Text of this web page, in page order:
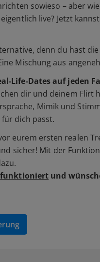
sowieso – aber
live? Jetzt
denn du hast
Mischung aus
Life-Dates auf jeden
dir und deinem Flirt
Mimik und
dich passt.
eurem ersten realen
sicher! Mit der
funktioniert und